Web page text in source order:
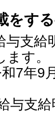
をす
支給
す。
7年9
与支